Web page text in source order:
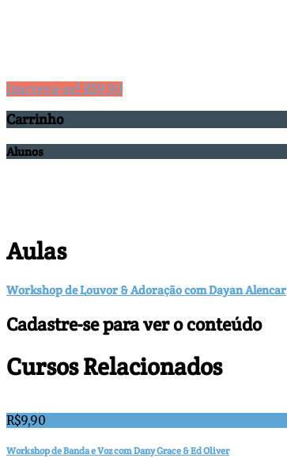
Inscreva-se! R$9,90
Carrinho
Alunos
Aulas
Workshop de Louvor & Adoração com Dayan Alencar
Cadastre-se para ver o conteúdo
Cursos Relacionados
R$9,90
Workshop de Banda e Voz com Dany Grace & Ed Oliver